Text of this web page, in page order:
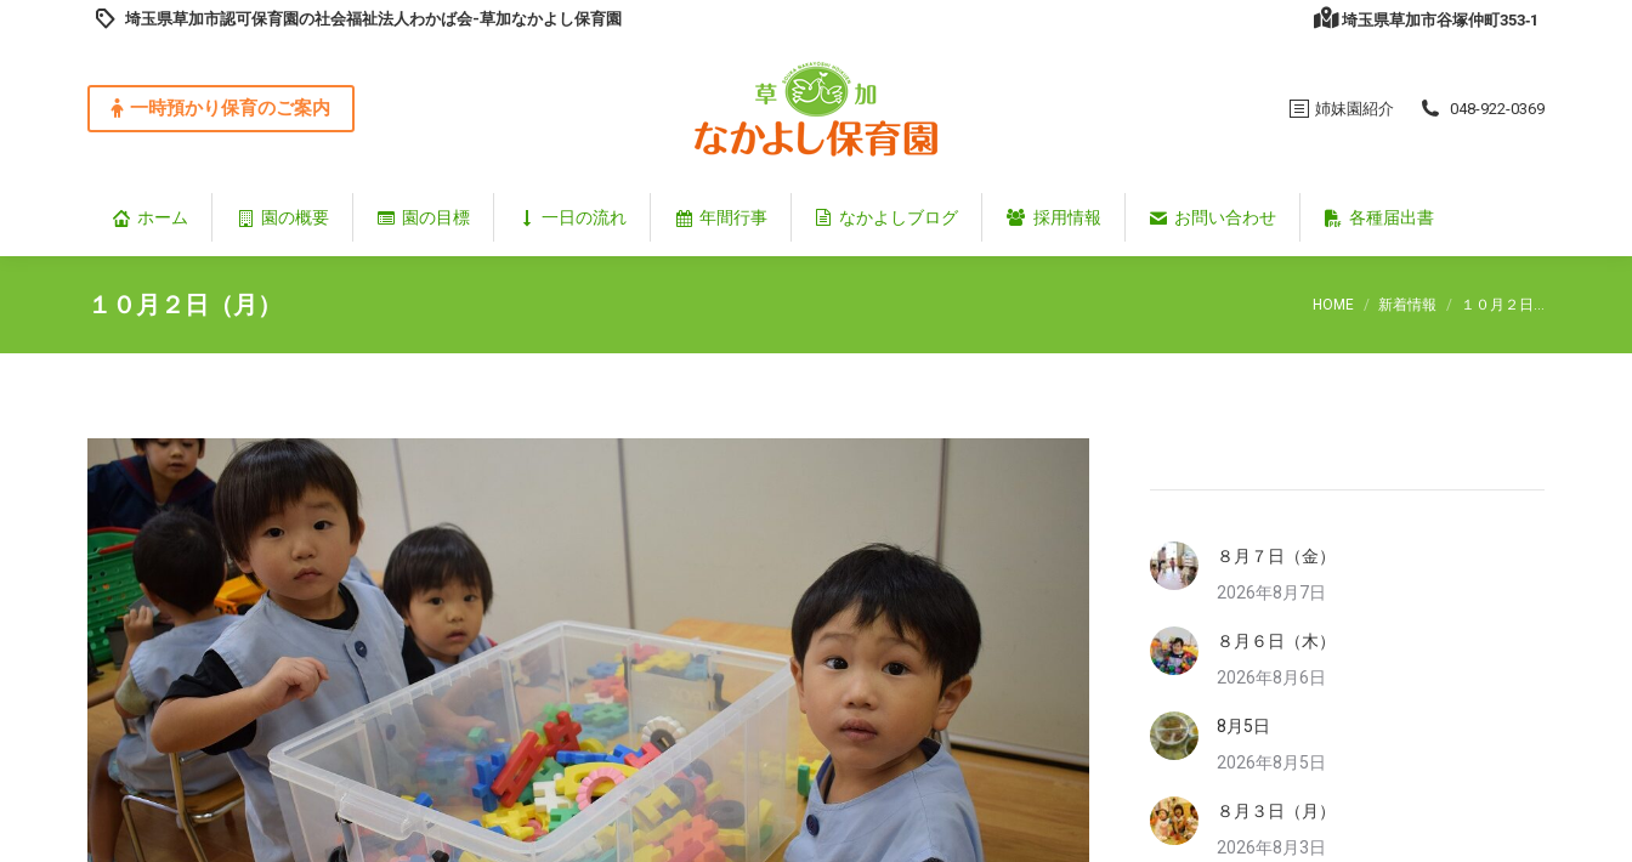
埼玉県草加市認可保育園の社会福祉法人わかば会-草加なかよし保育園 埼玉県草加市谷塚仲町353‐1
一時預かり保育のご案内 姉妹園紹介 048-922-0369
ホーム 園の概要 園の目標 一日の流れ 年間行事 なかよしブログ 採用情報 お問い合わせ 各種届出書
１０月２日（月） You are here:
HOME 新着情報 １０月２日…
８月７日（金）
2026年8月7日
８月６日（木）
2026年8月6日
8月5日
2026年8月5日
８月３日（月）
2026年8月3日